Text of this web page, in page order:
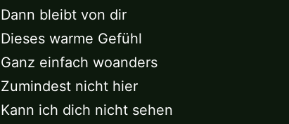
Dann bleibt von dir
Dieses warme Gefühl
Ganz einfach woanders
Zumindest nicht hier
Kann ich dich nicht sehen